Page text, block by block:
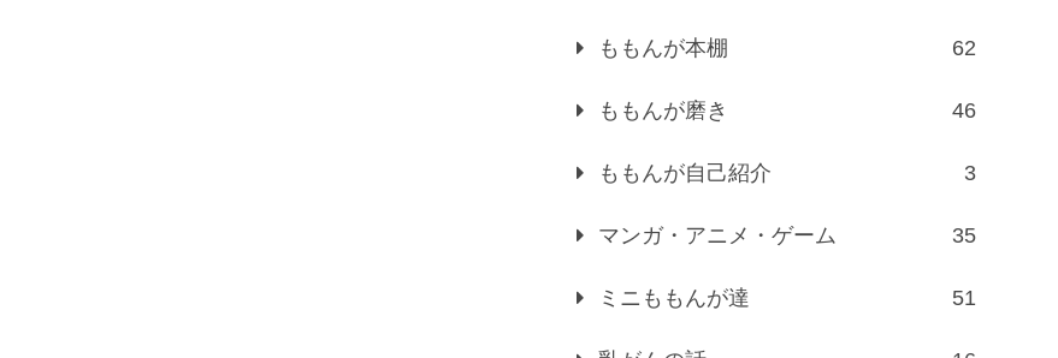
ももんが本棚 62
ももんが磨き 46
ももんが自己紹介 3
マンガ・アニメ・ゲーム 35
ミニももんが達 51